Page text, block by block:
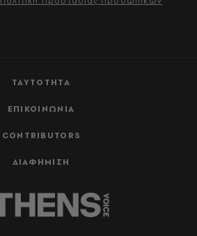
ΤΑΥΤΟΤΗΤΑ
ΕΠΙΚΟΙΝΩΝΙΑ
CONTRIBUTORS
ΔΙΑΦΗΜΙΣΗ